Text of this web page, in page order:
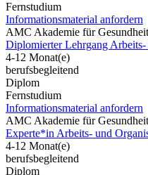
Fernstudium
Informationsmaterial anfordern
AMC Akademie für
Diplomierter Lehrgang
4-12 Monat(e)
berufsbegleitend
Diplom
Fernstudium
Informationsmaterial anfordern
AMC Akademie für
Experte*in Arbeits- und
4-12 Monat(e)
berufsbegleitend
Diplom